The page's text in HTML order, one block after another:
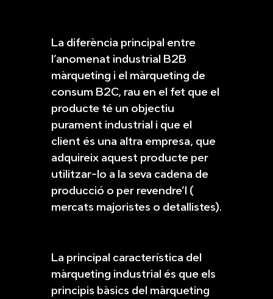
La diferència principal entre
l’anomenat industrial B2B
màrqueting i el màrqueting de
consum B2C, rau en el fet que el
producte té un objectiu
purament industrial i que el
client és una altra empresa, que
adquireix aquest producte per
utilitzar-lo a la seva cadena de
producció o per revendre’l (
mercats majoristes o detallistes).
La principal característica del
màrqueting industrial és que els
principis bàsics del màrqueting